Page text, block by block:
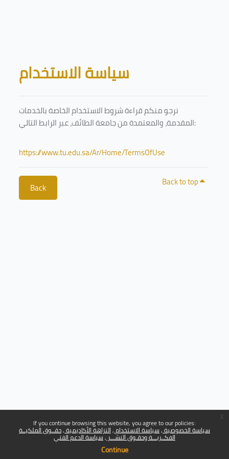
If you continue browsing this website, you agree to our policies:
سياسة الخصوصية سياسة الاستخدام النزاهة الأكاديمية حقــوق الملكيــة
الفكــريـــة وحقـوق النشـــر سياسة الدعم الفني
Continue
Blocks
سياسة الاستخدام
نرجو منكم قراءة شروط الاستخدام الخاصة بالخدمات
المقدمة، والمعتمدة من جامعة الطائف، عبر الرابط التالي:
https://www.tu.edu.sa/Ar/Home/TermsOfUse
Back Back to top